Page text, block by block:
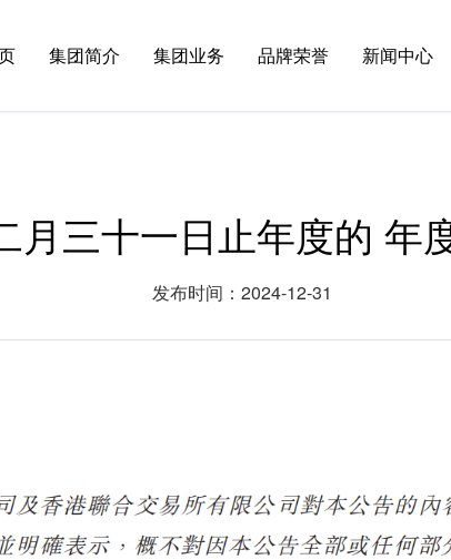
集团简介 集团业务 品牌荣誉 新闻中心
月三十一日止年度的 年
发布时间：2024-12-31